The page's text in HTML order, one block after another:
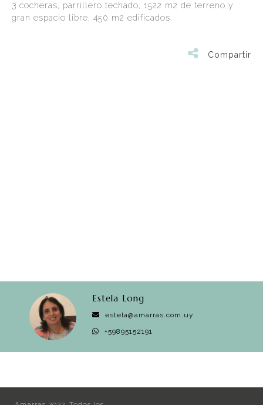
3 cocheras, parrillero techado, 1522 m2 de terreno y
gran espacio libre, 450 m2 edificados.
Compartir
Estela Long
estela@amarras.com.uy
+59895152191